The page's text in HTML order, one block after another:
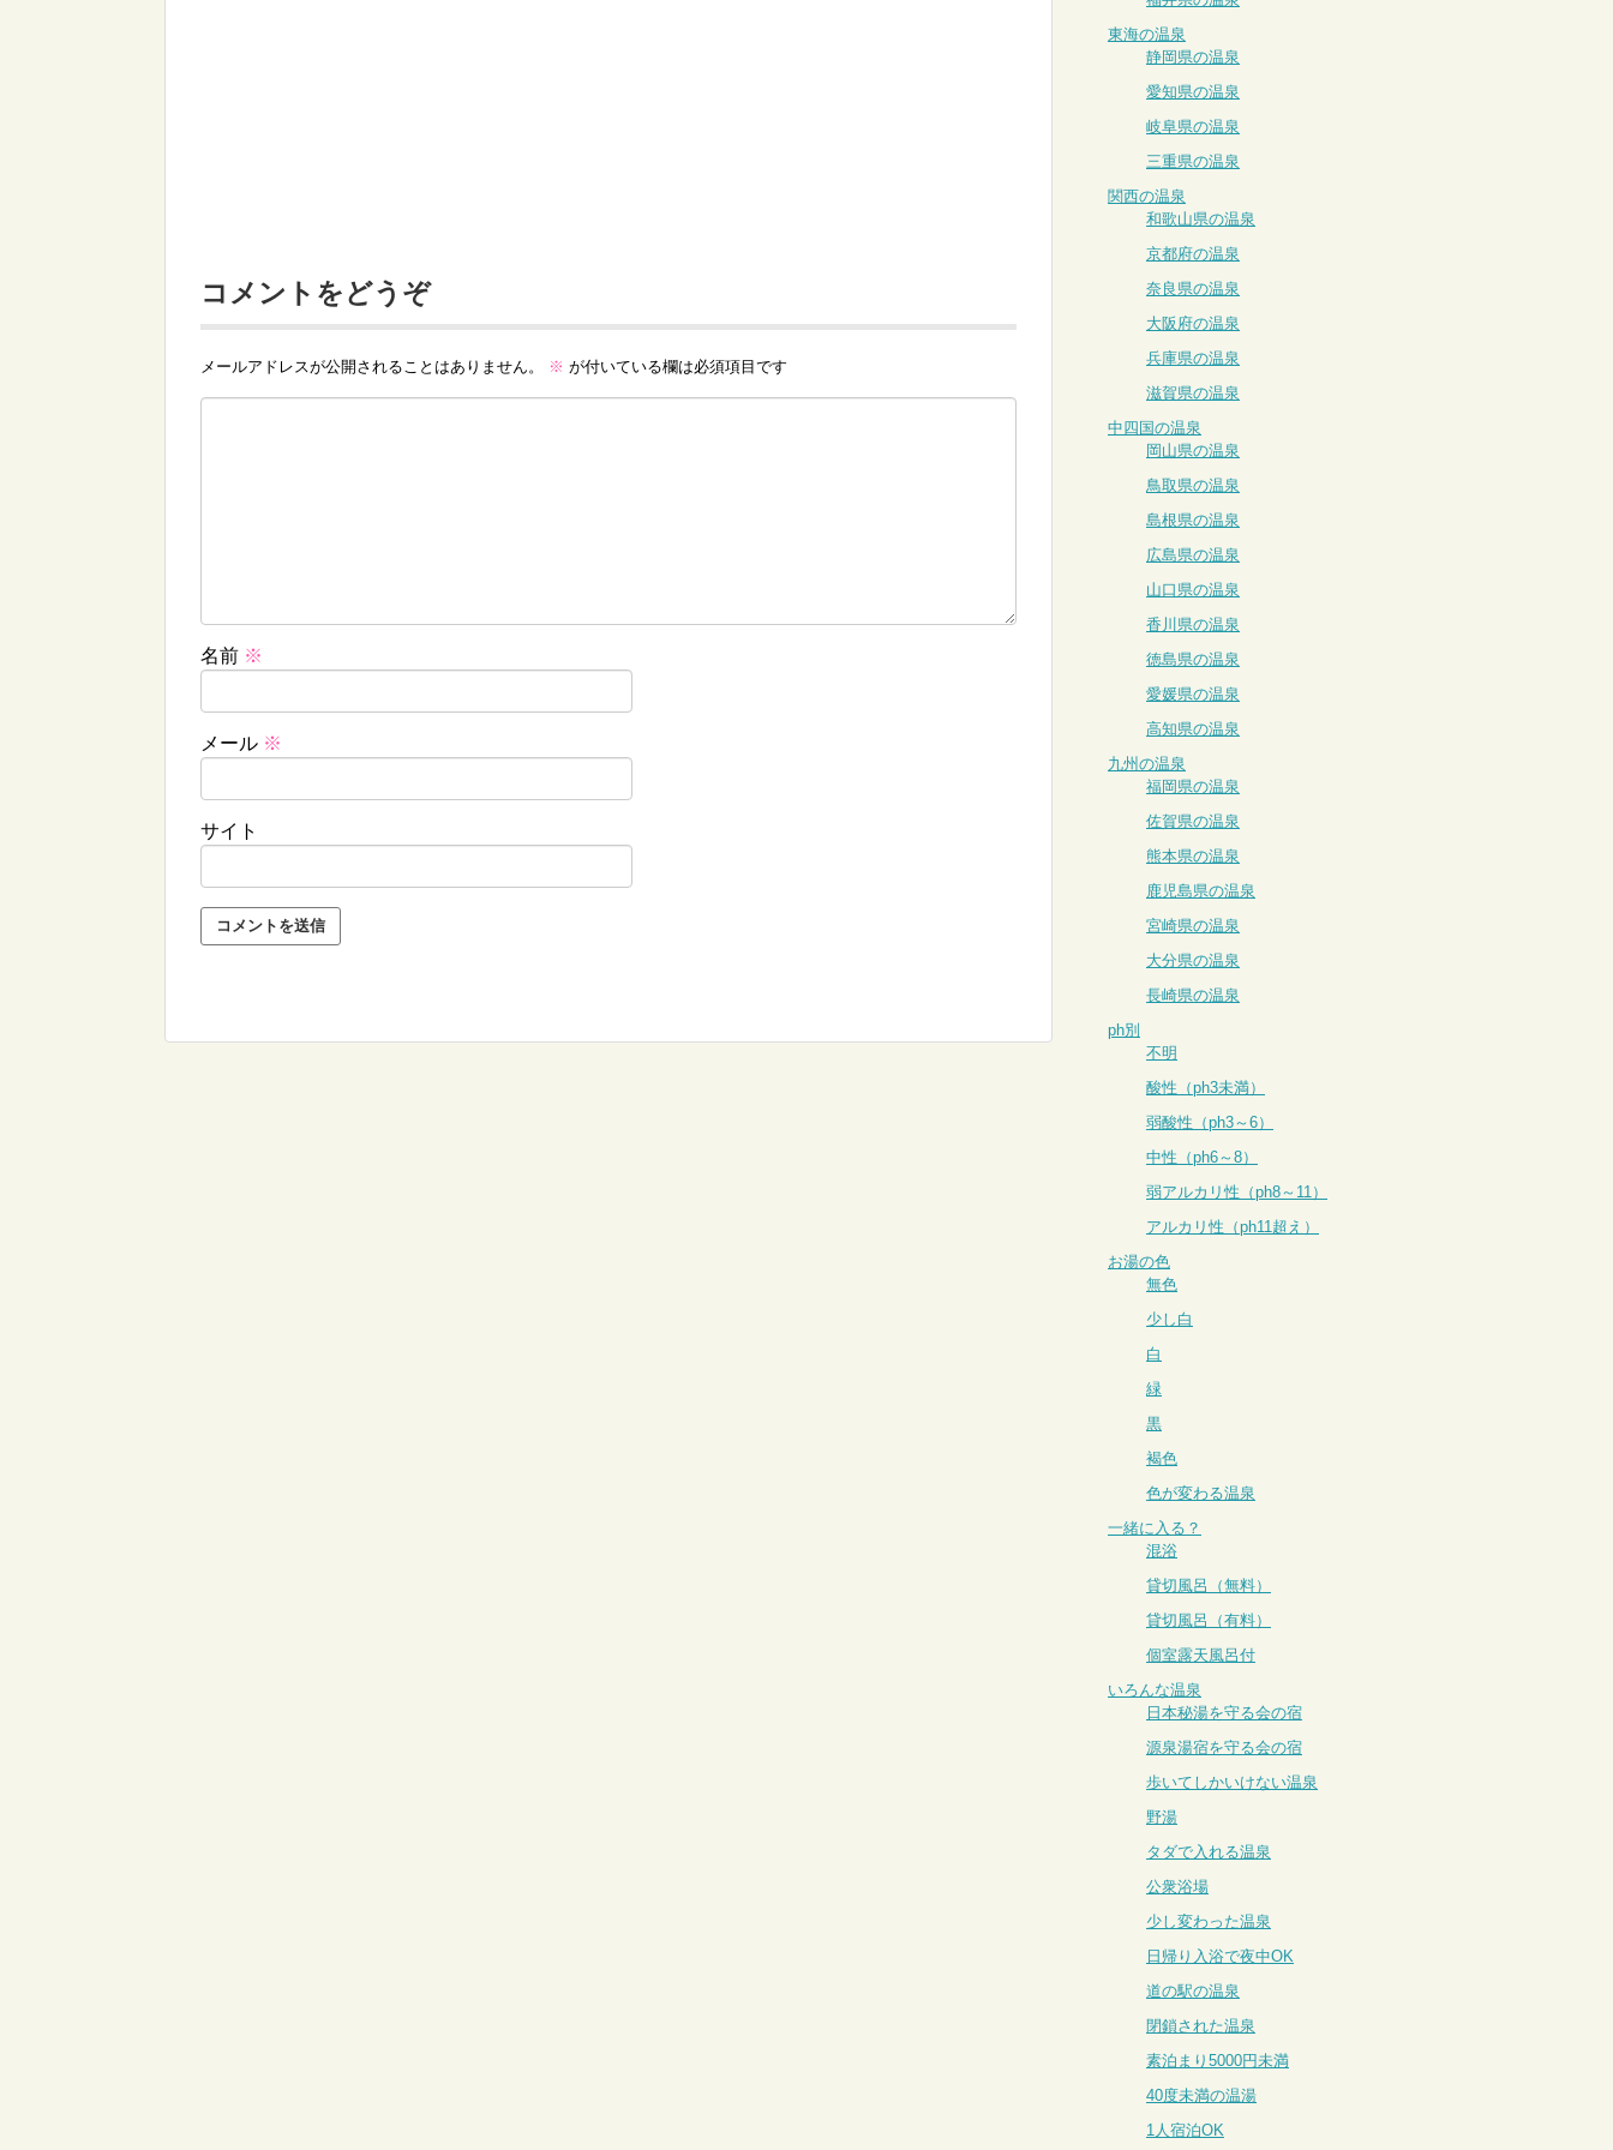
コメントをどうぞ
メールアドレスが公開されることはありません。 ※ が付いている欄は必須項目です
名前 ※
メール ※
サイト
東海の温泉
静岡県の温泉
愛知県の温泉
岐阜県の温泉
三重県の温泉
関西の温泉
和歌山県の温泉
京都府の温泉
奈良県の温泉
大阪府の温泉
兵庫県の温泉
滋賀県の温泉
中四国の温泉
岡山県の温泉
鳥取県の温泉
島根県の温泉
広島県の温泉
山口県の温泉
香川県の温泉
徳島県の温泉
愛媛県の温泉
高知県の温泉
九州の温泉
福岡県の温泉
佐賀県の温泉
熊本県の温泉
鹿児島県の温泉
宮崎県の温泉
大分県の温泉
長崎県の温泉
ph別
不明
酸性（ph3未満）
弱酸性（ph3～6）
中性（ph6～8）
弱アルカリ性（ph8～11）
アルカリ性（ph11超え）
お湯の色
無色
少し白
白
緑
黒
褐色
色が変わる温泉
一緒に入る？
混浴
貸切風呂（無料）
貸切風呂（有料）
個室露天風呂付
いろんな温泉
日本秘湯を守る会の宿
源泉湯宿を守る会の宿
歩いてしかいけない温泉
野湯
タダで入れる温泉
公衆浴場
少し変わった温泉
日帰り入浴で夜中OK
道の駅の温泉
閉鎖された温泉
素泊まり5000円未満
40度未満の温湯
1人宿泊OK